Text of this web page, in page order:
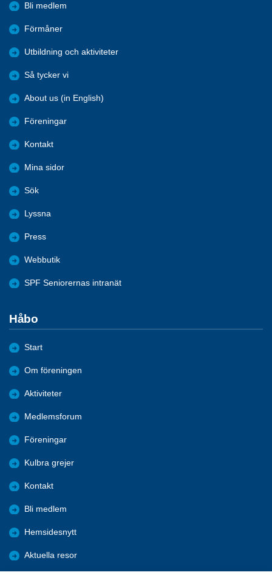
Bli medlem
Förmåner
Utbildning och aktiviteter
Så tycker vi
About us (in English)
Föreningar
Kontakt
Mina sidor
Sök
Lyssna
Press
Webbutik
SPF Seniorernas intranät
Håbo
Start
Om föreningen
Aktiviteter
Medlemsforum
Föreningar
Kulbra grejer
Kontakt
Bli medlem
Hemsidesnytt
Aktuella resor